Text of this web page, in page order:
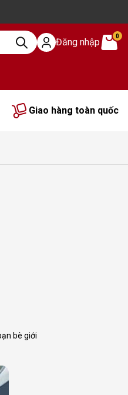
Giao hàng toàn quốc
0
Đăng nhập
bè giới